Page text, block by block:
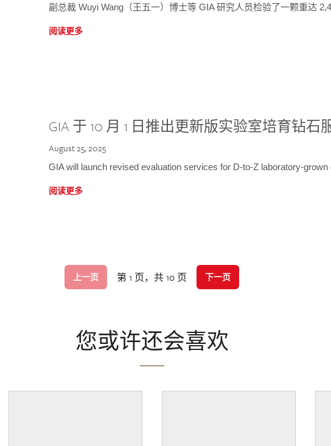
副总裁 Wuyi Wang（王五一）博士等 GIA 研究人员检验了一颗重达
阅读更多
GIA 于 10 月 1 日推出更新版实验室培育钻石
August 25, 2025
GIA will launch revised evaluation services for D-to-Z laboratory-grown
阅读更多
上一页 第 1 页，共 10 页 下一页
您或许还会喜欢